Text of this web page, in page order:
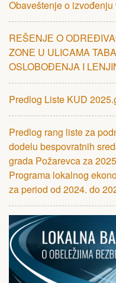
Obaveštenje o
RЕŠЕNJЕ O
ZONЕ U ULICAMA
OSLOBOĐЕNJA I
Predlog Liste KUD
Predlog rang liste za
dodelu bespovratnih
grada Požarevca za
Programa lokalnog
za period od 2024. do